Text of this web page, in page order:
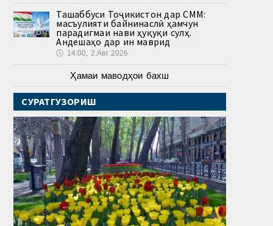
Ташаббуси Тоҷикистон дар СММ:
масъулияти байнинаслӣ ҳамчун
парадигмаи нави ҳуқуқи сулҳ.
Андешаҳо дар ин маврид
🕔 14:00, 2.Авг 2026
Ҳамаи маводҳои бахш
СУРАТГУЗОРИШ